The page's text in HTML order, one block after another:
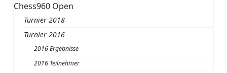
Chess960 Open
Turnier 2018
Turnier 2016
2016 Ergebnisse
2016 Teilnehmer